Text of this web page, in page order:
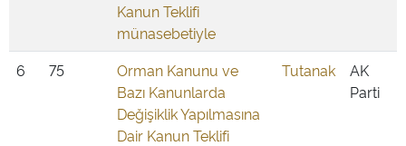
Kanun Teklifi
münasebetiyle
6 75
Orman Kanunu ve
Bazı Kanunlarda
Değişiklik Yapılmasına
Dair Kanun Teklifi
Tutanak
AK
Parti